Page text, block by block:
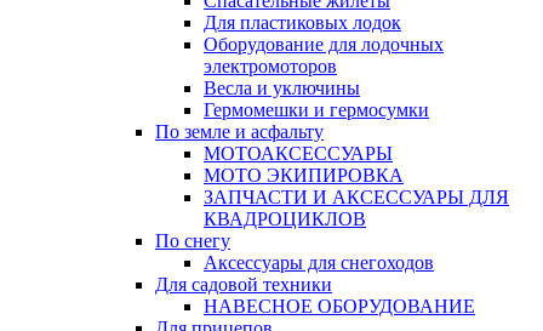
Для пластиковых лодок
Оборудование для лодочных
электромоторов
Весла и уключины
Гермомешки и гермосумки
По земле и асфальту
МОТОАКСЕССУАРЫ
МОТО ЭКИПИРОВКА
ЗАПЧАСТИ И АКСЕССУАРЫ ДЛЯ
КВАДРОЦИКЛОВ
По снегу
Аксессуары для снегоходов
Для садовой техники
НАВЕСНОЕ ОБОРУДОВАНИЕ